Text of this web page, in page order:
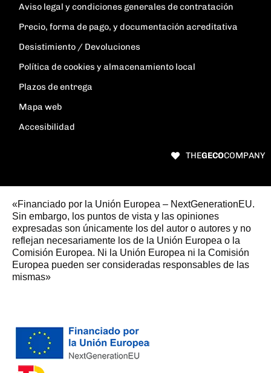
Aviso legal y condiciones generales de contratación
Precio, forma de pago, y documentación acreditativa
Desistimiento / Devoluciones
Política de cookies y almacenamiento local
Plazos de entrega
Mapa web
Accesibilidad
THEGECOCOMPANY
«Financiado por la Unión Europea – NextGenerationEU.
Sin embargo, los puntos de vista y las opiniones
expresadas son únicamente los del autor o autores y no
reflejan necesariamente los de la Unión Europea o la
Comisión Europea. Ni la Unión Europea ni la Comisión
Europea pueden ser consideradas responsables de las
mismas»